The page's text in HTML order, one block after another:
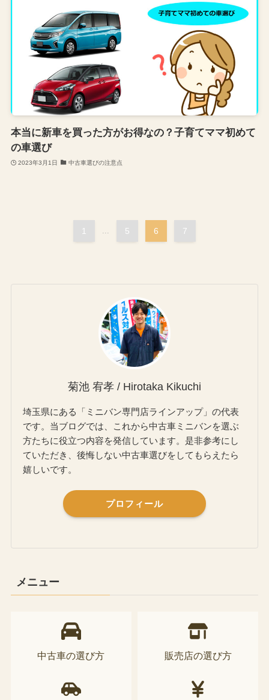
本当に新車を買った方がお得なの？子育てママ初めて
の車選び
2023年3月1日 中古車選びの注意点
1 5 6 7
菊池 宥孝 / Hirotaka Kikuchi
埼玉県にある「ミニバン専門店ラインアップ」の代表
です。当ブログでは、これから中古車ミニバンを選ぶ
方たちに役立つ内容を発信しています。是非参考にし
ていただき、後悔しない中古車選びをしてもらえたら
嬉しいです。
プロフィール
メニュー
中古車の選び方 販売店の選び方